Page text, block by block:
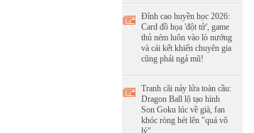
Đỉnh cao huyền học 2026:
Card đồ họa 'đột tử', game
thủ ném luôn vào lò nướng
và cái kết khiến chuyên gia
cũng phải ngả mũ!
Tranh cãi nảy lửa toàn cầu:
Dragon Ball lộ tạo hình
Son Goku lúc về già, fan
khóc ròng hét lên "quá vô
lý"